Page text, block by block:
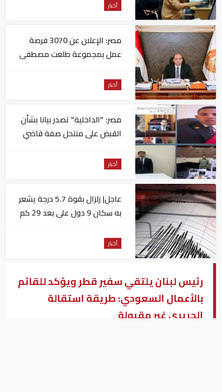
أخبار
مصر: الإعلان عن 3070 فرصة
عمل بمجموعة طلعت مصطفى
أخبار
مصر: "الداخلية" تصدر بيانا بشأن
القبض على منتحل صفة قاضي
أخبار
عاجل| زلزال بقوة 5.7 درجة يشعر
به سكان 9 دول على بعد 29 كم
أخبار
رئيس لبنان يلتقي سفير قطر ويؤكد للقائم
بالأعمال السعودي: طريقة استقالة
الحريري غير مقبولة